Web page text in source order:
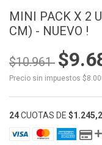
MINI PACK X 2
CM) - NUEVO !
$10.961
Precio sin impuestos
24CUOTAS DE